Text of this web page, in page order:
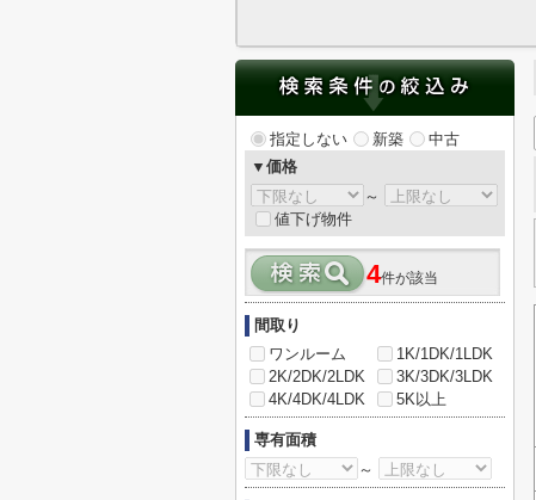
指定しない 新築
中古
▼価格
～
値下げ物件
4件が該当
間取り
ワンルーム
1K/1DK/1LDK
2K/2DK/2LDK
3K/3DK/3LDK
4K/4DK/4LDK
5K以上
専有面積
～